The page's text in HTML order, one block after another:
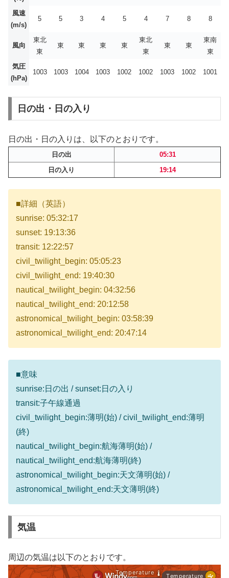
風速
(m/s)
5 5 3 4 5 4 7 8 8
風向
東北
東
東 東 東 東
東北
東
東 東
東南
東
気圧
(hPa)
1003 1003 1004 1003 1002 1002 1003 1002 1001
日の出・日の入り
日の出・日の入りは、以下のとおりです。
日の出
05:31
日の入り
19:14
■詳細（英語）
sunrise: 05:32:17
sunset: 19:13:36
transit: 12:22:57
civil_twilight_begin: 05:05:23
civil_twilight_end: 19:40:30
nautical_twilight_begin: 04:32:56
nautical_twilight_end: 20:12:58
astronomical_twilight_begin: 03:58:39
astronomical_twilight_end: 20:47:14
■意味
sunrise:日の出 / sunset:日の入り
transit:子午線通過
civil_twilight_begin:薄明(始) / civil_twilight_end:薄明
(終)
nautical_twilight_begin:航海薄明(始) /
nautical_twilight_end:航海薄明(終)
astronomical_twilight_begin:天文薄明(始) /
astronomical_twilight_end:天文薄明(終)
気温
周辺の気温は以下のとおりです。